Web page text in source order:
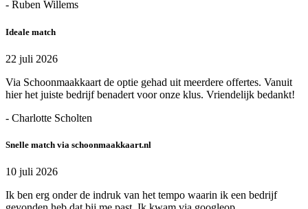
- Ruben Willems
Ideale match
22 juli 2026
Via Schoonmaakkaart de optie gehad uit meerdere offertes. Vanuit
hier het juiste bedrijf benadert voor onze klus. Vriendelijk bedankt!
- Charlotte Scholten
Snelle match via schoonmaakkaart.nl
10 juli 2026
Ik ben erg onder de indruk van het tempo waarin ik een bedrijf